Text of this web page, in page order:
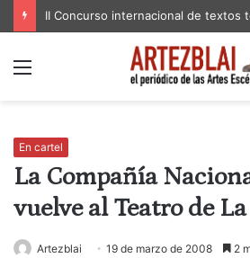
II Concurso internacional de textos
Menú
En cartel
La Compañía
vuelve al Teatro de
Artezblai 19 de marzo de 2008 2